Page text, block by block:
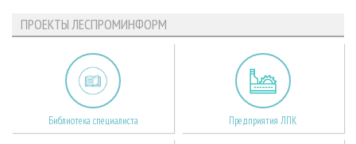
ПРОЕКТЫ ЛЕСПРОМИНФОРМ
Библиотека специалиста Предприятия ЛПК